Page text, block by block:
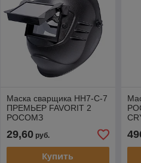
Маска сварщика НН7-С-7
ПРЕМЬЕР FAVORIT 2
РОСОМЗ
29,60руб.
Купить